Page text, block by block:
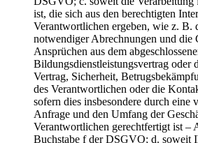
ist, die sich aus den berechtigten
Verantwortlichen ergeben, wie z. B.
notwendiger Abrechnungen und die
Ansprüchen aus dem
Bildungsdienstleistungsvertrag oder
Vertrag, Sicherheit,
des Verantwortlichen oder die
sofern dies insbesondere durch eine
Anfrage und den Umfang der
Verantwortlichen gerechtfertigt ist –
Buchstabe f der DSGVO; d. soweit